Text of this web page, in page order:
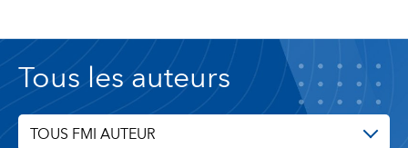
Tous les auteurs
TOUS FMI AUTEUR